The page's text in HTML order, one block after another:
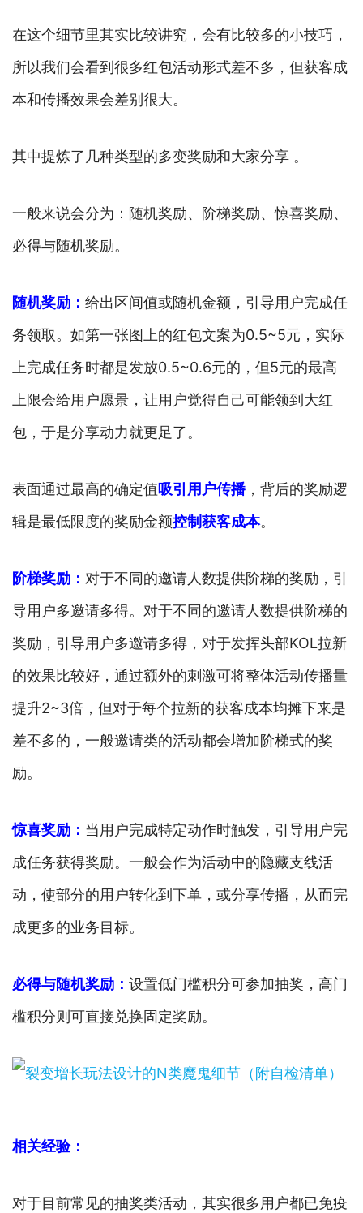
在这个细节里其实比较讲究，会有比较多的小技巧，
所以我们会看到很多红包活动形式差不多，但获客成
本和传播效果会差别很大。
其中提炼了几种类型的多变奖励和大家分享 。
一般来说会分为：随机奖励、阶梯奖励、惊喜奖励、
必得与随机奖励。
随机奖励： 给出区间值或随机金额，引导用户完成任
务领取。如第一张图上的红包文案为0.5~5元，实际
上完成任务时都是发放0.5~0.6元的，但5元的最高
上限会给用户愿景，让用户觉得自己可能领到大红
包，于是分享动力就更足了。
表面通过最高的确定值吸引用户传播 ，背后的奖励逻
辑是最低限度的奖励金额控制获客成本。
阶梯奖励： 对于不同的邀请人数提供阶梯的奖励，引
导用户多邀请多得。对于不同的邀请人数提供阶梯的
奖励，引导用户多邀请多得，对于发挥头部KOL拉新
的效果比较好，通过额外的刺激可将整体活动传播量
提升2~3倍，但对于每个拉新的获客成本均摊下来是
差不多的，一般邀请类的活动都会增加阶梯式的奖
励。
惊喜奖励： 当用户完成特定动作时触发，引导用户完
成任务获得奖励。一般会作为活动中的隐藏支线活
动，使部分的用户转化到下单，或分享传播，从而完
成更多的业务目标。
必得与随机奖励： 设置低门槛积分可参加抽奖，高门
槛积分则可直接兑换固定奖励。
相关经验：
对于目前常见的抽奖类活动，其实很多用户都已免疫